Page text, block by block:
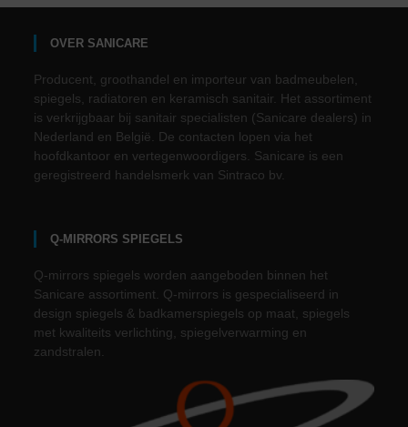
OVER SANICARE
Producent, groothandel en importeur van badmeubelen,
spiegels, radiatoren en keramisch sanitair. Het assortiment
is verkrijgbaar bij sanitair specialisten (Sanicare dealers) in
Nederland en België. De contacten lopen via het
hoofdkantoor en vertegenwoordigers. Sanicare is een
geregistreerd handelsmerk van Sintraco bv.
Q-MIRRORS SPIEGELS
Q-mirrors spiegels worden aangeboden binnen het
Sanicare assortiment. Q-mirrors is gespecialiseerd in
design spiegels & badkamerspiegels op maat, spiegels
met kwaliteits verlichting, spiegelverwarming en
zandstralen.